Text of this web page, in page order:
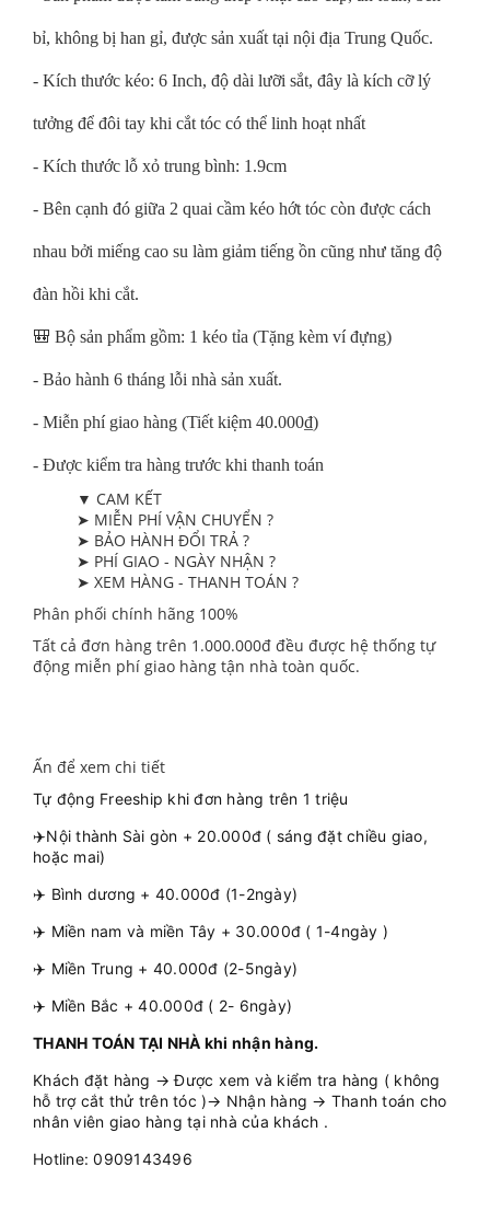
bỉ, không bị han gỉ, được sản xuất tại nội địa Trung Quốc.
- Kích thước kéo: 6 Inch, độ dài lưỡi sắt, đây là kích cỡ lý
tưởng để đôi tay khi cắt tóc có thể linh hoạt nhất
- Kích thước lỗ xỏ trung bình: 1.9cm
- Bên cạnh đó giữa 2 quai cầm kéo hớt tóc còn được cách
nhau bởi miếng cao su làm giảm tiếng ồn cũng như tăng độ
đàn hồi khi cắt.
🎒 Bộ sản phẩm gồm: 1 kéo tỉa (Tặng kèm ví đựng)
- Bảo hành 6 tháng lỗi nhà sản xuất.
- Miễn phí giao hàng (Tiết kiệm 40.000₫)
- Được kiểm tra hàng trước khi thanh toán
▼ CAM KẾT
➤ MIỄN PHÍ VẬN CHUYỂN ?
➤ BẢO HÀNH ĐỔI TRẢ ?
➤ PHÍ GIAO - NGÀY NHẬN ?
➤ XEM HÀNG - THANH TOÁN ?
Phân phối chính hãng 100%
Tất cả đơn hàng trên 1.000.000đ đều được hệ thống tự
động miễn phí giao hàng tận nhà toàn quốc.
Ấn để xem chi tiết
Tự động Freeship khi đơn hàng trên 1 triệu
✈️Nội thành Sài gòn + 20.000đ ( sáng đặt chiều giao,
hoặc mai)
✈️ Bình dương + 40.000đ (1-2ngày)
✈️ Miền nam và miền Tây + 30.000đ ( 1-4ngày )
✈️ Miền Trung + 40.000đ (2-5ngày)
✈️ Miền Bắc + 40.000đ ( 2- 6ngày)
THANH TOÁN TẠI NHÀ khi nhận hàng.
Khách đặt hàng → Được xem và kiểm tra hàng ( không
hỗ trợ cắt thử trên tóc )→ Nhận hàng → Thanh toán cho
nhân viên giao hàng tại nhà của khách .
Hotline: 0909143496